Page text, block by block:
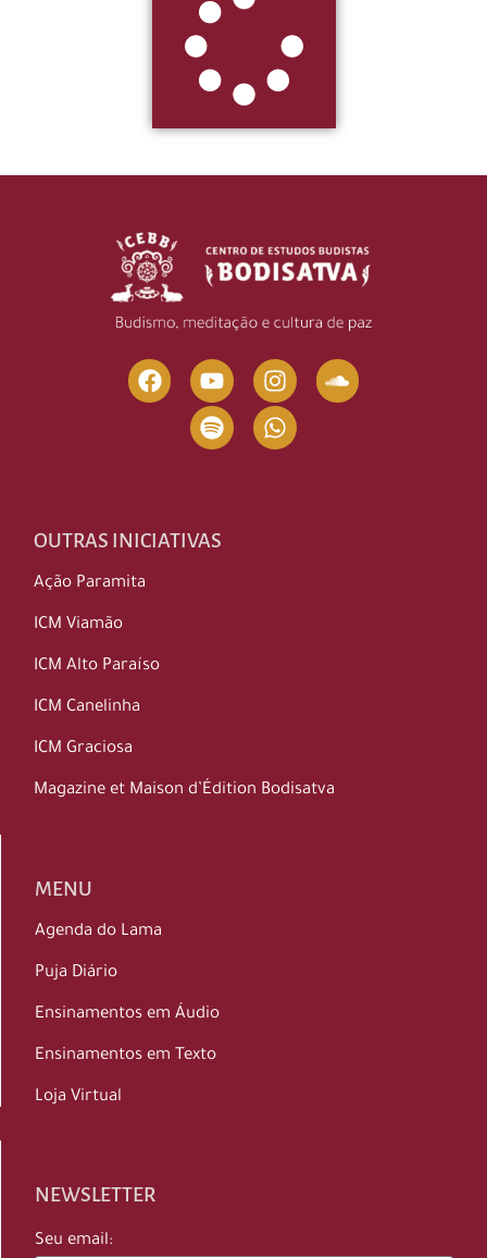
OUTRAS INICIATIVAS
Ação Paramita
ICM Viamão
ICM Alto Paraíso
ICM Canelinha
ICM Graciosa
Magazine et Maison d’Édition Bodisatva
MENU
Agenda do Lama
Puja Diário
Ensinamentos em Áudio
Ensinamentos em Texto
Loja Virtual
NEWSLETTER
Seu email: